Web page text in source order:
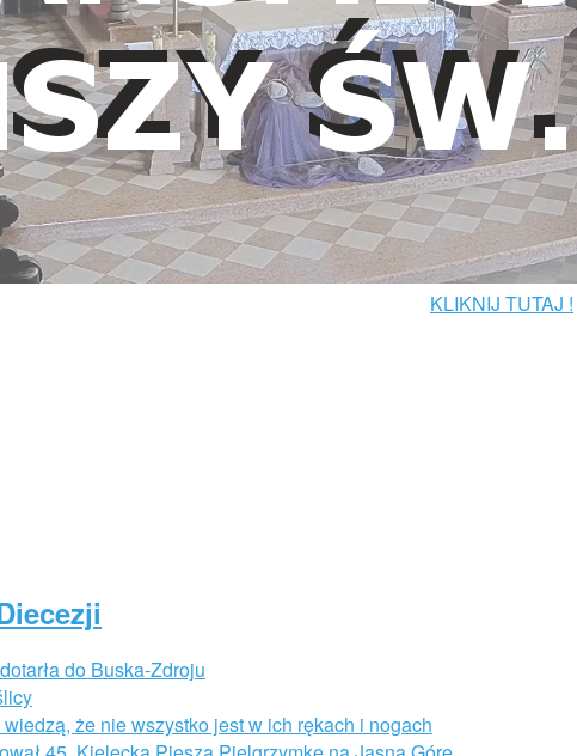
KLIKNIJ TUTAJ !
do Buska-Zdroju
że nie wszystko jest w ich rękach i nogach